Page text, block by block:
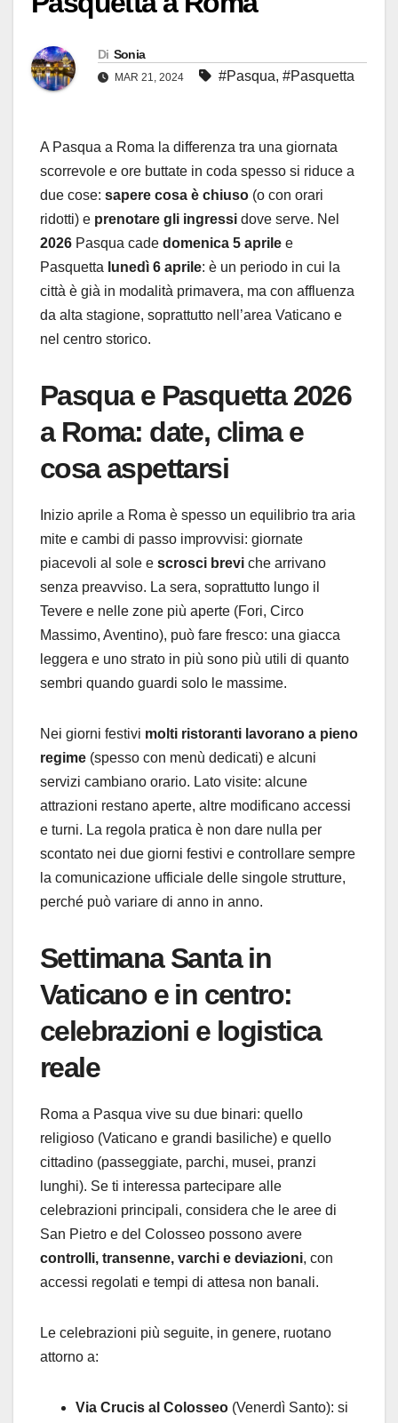
Di Sonia
MAR 21, 2024 #Pasqua, #Pasquetta
A Pasqua a Roma la differenza tra una giornata
scorrevole e ore buttate in coda spesso si riduce a
due cose: sapere cosa è chiuso (o con orari
ridotti) e prenotare gli ingressi dove serve. Nel
2026 Pasqua cade domenica 5 aprile e
Pasquetta lunedì 6 aprile: è un periodo in cui la
città è già in modalità primavera, ma con affluenza
da alta stagione, soprattutto nell’area Vaticano e
nel centro storico.
Pasqua e Pasquetta 2026
a Roma: date, clima e
cosa aspettarsi
Inizio aprile a Roma è spesso un equilibrio tra aria
mite e cambi di passo improvvisi: giornate
piacevoli al sole e scrosci brevi che arrivano
senza preavviso. La sera, soprattutto lungo il
Tevere e nelle zone più aperte (Fori, Circo
Massimo, Aventino), può fare fresco: una giacca
leggera e uno strato in più sono più utili di quanto
sembri quando guardi solo le massime.
Nei giorni festivi molti ristoranti lavorano a pieno
regime (spesso con menù dedicati) e alcuni
servizi cambiano orario. Lato visite: alcune
attrazioni restano aperte, altre modificano accessi
e turni. La regola pratica è non dare nulla per
scontato nei due giorni festivi e controllare sempre
la comunicazione ufficiale delle singole strutture,
perché può variare di anno in anno.
Settimana Santa in
Vaticano e in centro:
celebrazioni e logistica
reale
Roma a Pasqua vive su due binari: quello
religioso (Vaticano e grandi basiliche) e quello
cittadino (passeggiate, parchi, musei, pranzi
lunghi). Se ti interessa partecipare alle
celebrazioni principali, considera che le aree di
San Pietro e del Colosseo possono avere
controlli, transenne, varchi e deviazioni, con
accessi regolati e tempi di attesa non banali.
Le celebrazioni più seguite, in genere, ruotano
attorno a:
Via Crucis al Colosseo (Venerdì Santo): si